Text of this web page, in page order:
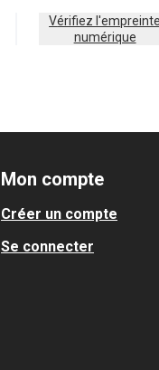
Vérifiez l'empreinte
numérique
Mon compte
Créer un compte
Se connecter